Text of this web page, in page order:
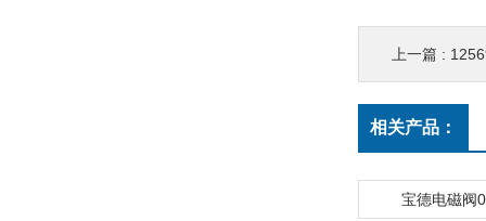
上一篇 :
相关产品：
宝德电磁阀